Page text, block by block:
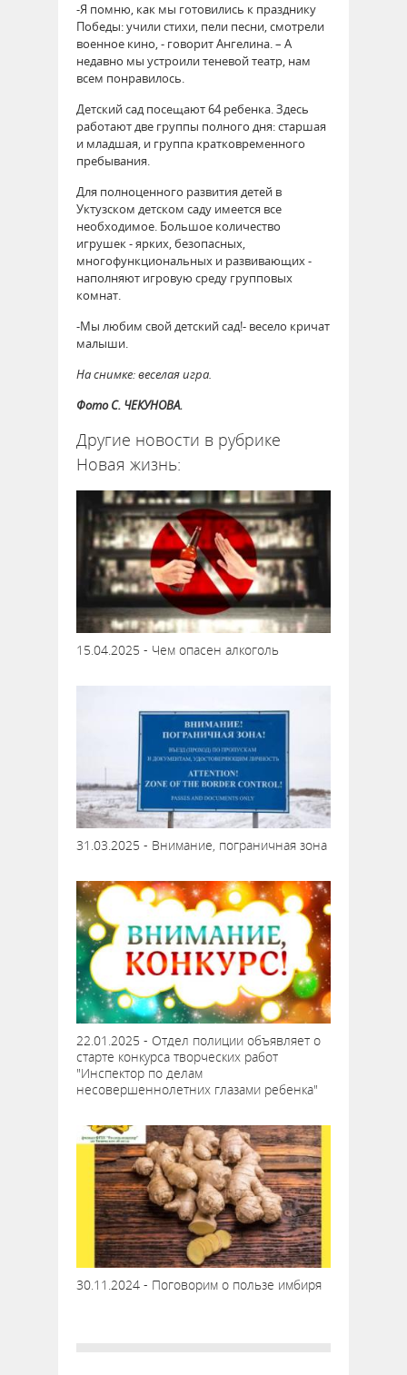
-Я помню, как мы готовились к празднику
Победы: учили стихи, пели песни, смотрели
военное кино, - говорит Ангелина. – А
недавно мы устроили теневой театр, нам
всем понравилось.
Детский сад посещают 64 ребенка. Здесь
работают две группы полного дня: старшая
и младшая, и группа кратковременного
пребывания.
Для полноценного развития детей в
Уктузском детском саду имеется все
необходимое. Большое количество
игрушек - ярких, безопасных,
многофункциональных и развивающих -
наполняют игровую среду групповых
комнат.
-Мы любим свой детский сад!- весело кричат
малыши.
На снимке: веселая игра.
Фото С. ЧЕКУНОВА.
Другие новости в рубрике
Новая жизнь:
15.04.2025 - Чем опасен алкоголь
31.03.2025 - Внимание, пограничная зона
22.01.2025 - Отдел полиции объявляет о
старте конкурса творческих работ
"Инспектор по делам
несовершеннолетних глазами ребенка"
30.11.2024 - Поговорим о пользе имбиря